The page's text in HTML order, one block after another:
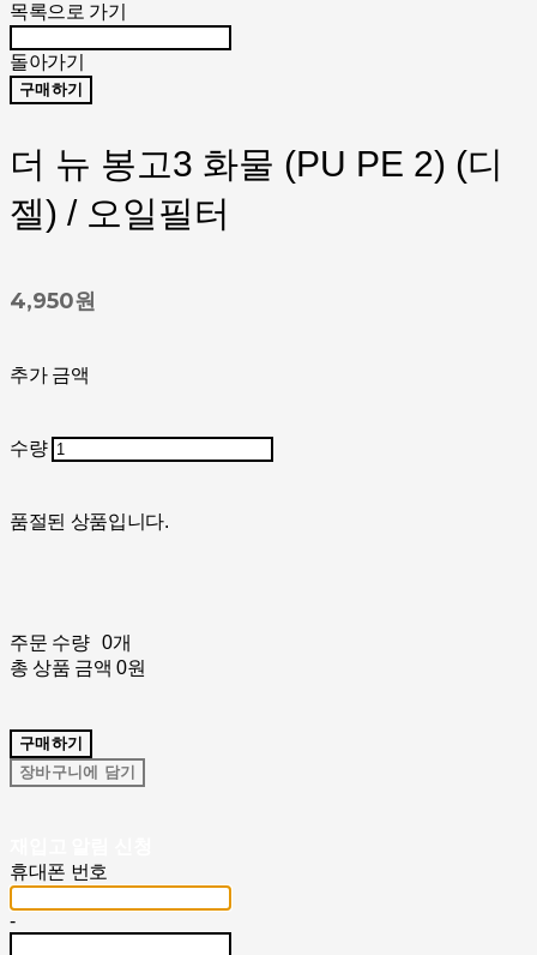
목록으로 가기
돌아가기
구매하기
더 뉴 봉고3 화물 (PU PE 2) (디
젤) / 오일필터
4,950원
추가 금액
수량
품절된 상품입니다.
주문 수량
0개
총 상품 금액 0원
구매하기
장바구니에 담기
휴대폰 번호
-